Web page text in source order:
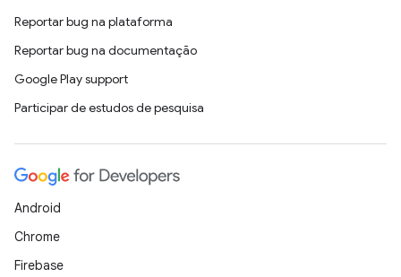
Reportar bug na plataforma
Reportar bug na documentação
Google Play support
Participar de estudos de pesquisa
Android
Chrome
Firebase